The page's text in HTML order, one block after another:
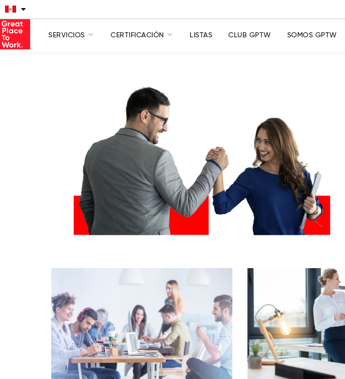
SERVICIOS CERTIFICACIÓN LISTAS CLUB GPTW SOMOS GPTW